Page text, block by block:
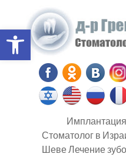
Open toolbar
Стоматолог в
Шеве Лечение